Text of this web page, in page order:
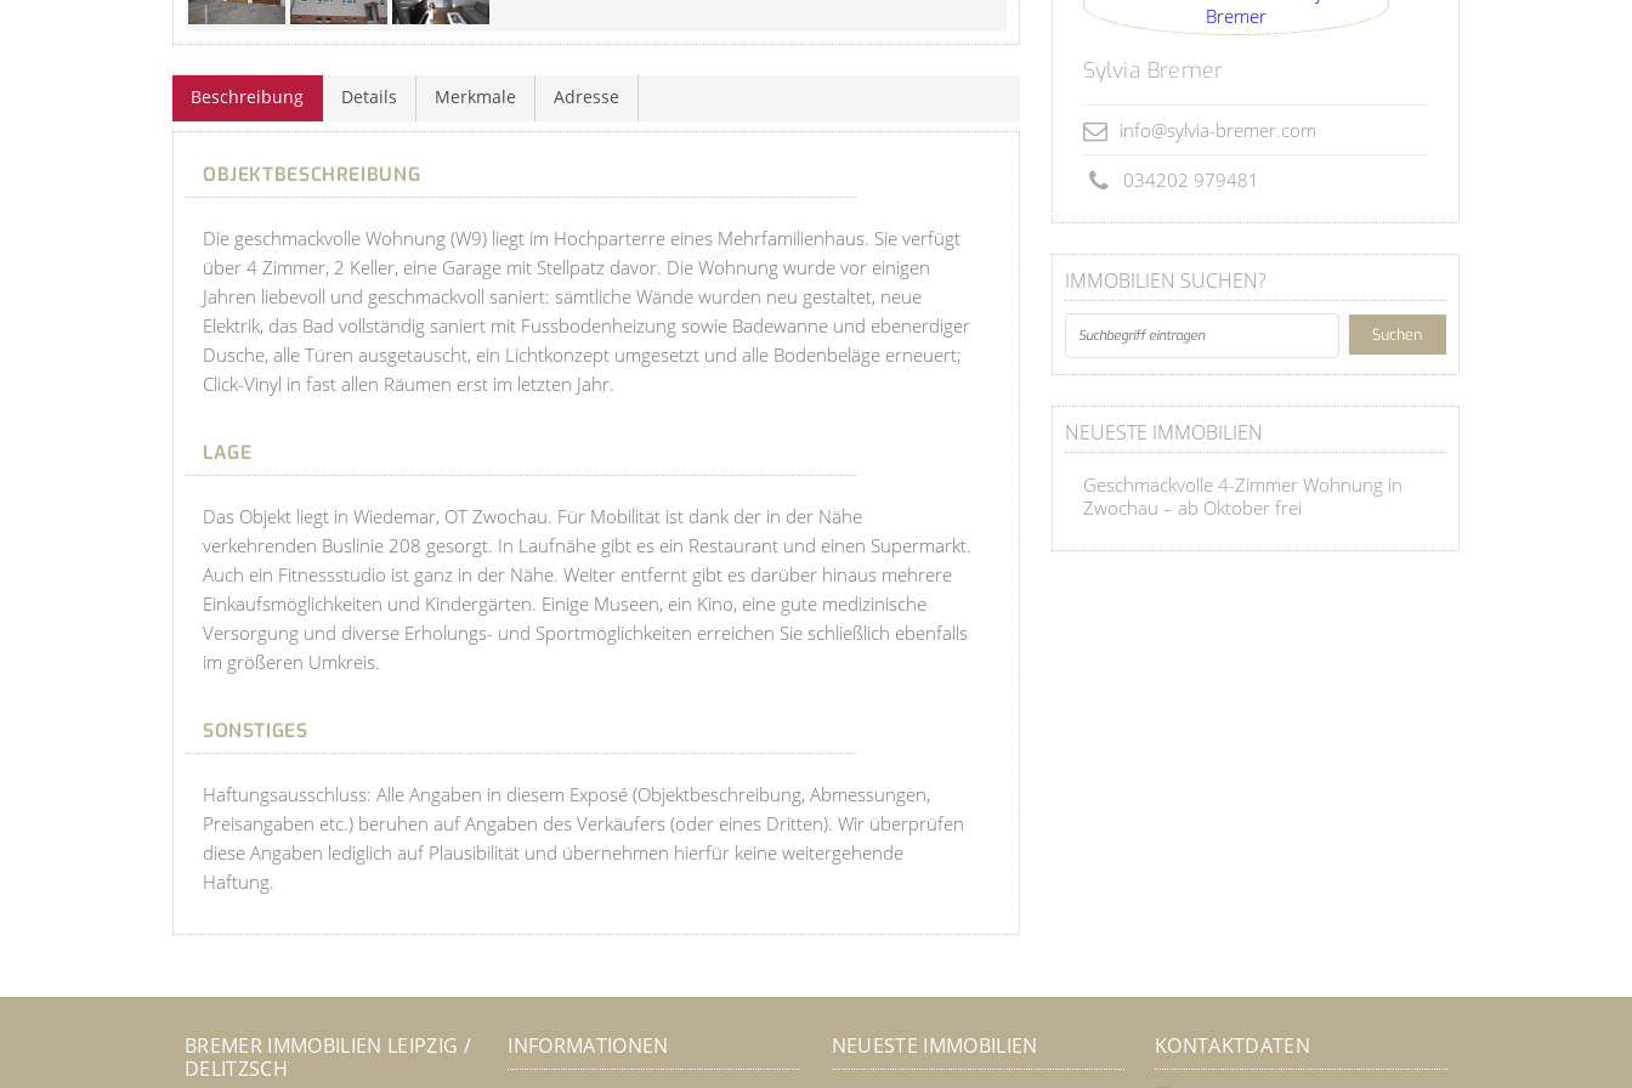
Beschreibung Details Merkmale Adresse
OBJEKTBESCHREIBUNG
Die geschmackvolle Wohnung (W9) liegt im Hochparterre eines Mehrfamilienhaus. Sie verfügt
über 4 Zimmer, 2 Keller, eine Garage mit Stellpatz davor. Die Wohnung wurde vor einigen
Jahren liebevoll und geschmackvoll saniert: sämtliche Wände wurden neu gestaltet, neue
Elektrik, das Bad vollständig saniert mit Fussbodenheizung sowie Badewanne und ebenerdiger
Dusche, alle Türen ausgetauscht, ein Lichtkonzept umgesetzt und alle Bodenbeläge erneuert;
Click-Vinyl in fast allen Räumen erst im letzten Jahr.
LAGE
Das Objekt liegt in Wiedemar, OT Zwochau. Für Mobilität ist dank der in der Nähe
verkehrenden Buslinie 208 gesorgt. In Laufnähe gibt es ein Restaurant und einen Supermarkt.
Auch ein Fitnessstudio ist ganz in der Nähe. Weiter entfernt gibt es darüber hinaus mehrere
Einkaufsmöglichkeiten und Kindergärten. Einige Museen, ein Kino, eine gute medizinische
Versorgung und diverse Erholungs- und Sportmöglichkeiten erreichen Sie schließlich ebenfalls
im größeren Umkreis.
SONSTIGES
Haftungsausschluss: Alle Angaben in diesem Exposé (Objektbeschreibung, Abmessungen,
Preisangaben etc.) beruhen auf Angaben des Verkäufers (oder eines Dritten). Wir überprüfen
diese Angaben lediglich auf Plausibilität und übernehmen hierfür keine weitergehende
Haftung.
Sylvia Bremer
info@sylvia-bremer.com
034202 979481
IMMOBILIEN SUCHEN?
NEUESTE IMMOBILIEN
Geschmackvolle 4-Zimmer Wohnung in
Zwochau – ab Oktober frei
BREMER IMMOBILIEN LEIPZIG /
DELITZSCH
INFORMATIONEN NEUESTE IMMOBILIEN KONTAKTDATEN